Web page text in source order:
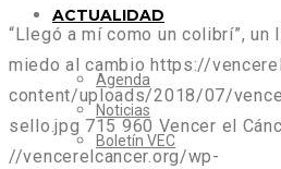
ACTUALIDAD
Agenda
Noticias
Boletín VEC
“Llegó a mí como un colibrí”, un
miedo al cambio https://
content/uploads/2018/07/
sello.jpg 715 960 Vencer el
//vencerelcancer.org/wp-